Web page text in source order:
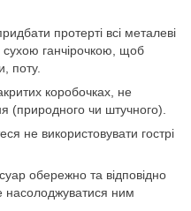
протерті всі металеві
ганчірочкою, щоб
поту.
коробочках, не
(природного чи штучного).
не використовувати гострі
обережно та відповідно
насолоджуватися ним